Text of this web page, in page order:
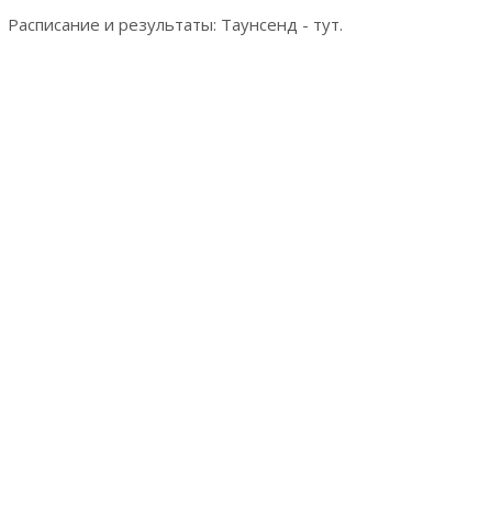
Расписание и результаты: Таунсенд - тут.